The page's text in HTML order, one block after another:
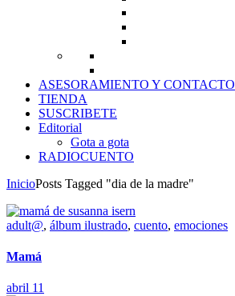
ASESORAMIENTO Y CONTACTO
TIENDA
SUSCRIBETE
Editorial
Gota a gota
RADIOCUENTO
InicioPosts Tagged "dia de la madre"
adult@, álbum ilustrado, cuento, emociones
Mamá
abril 11